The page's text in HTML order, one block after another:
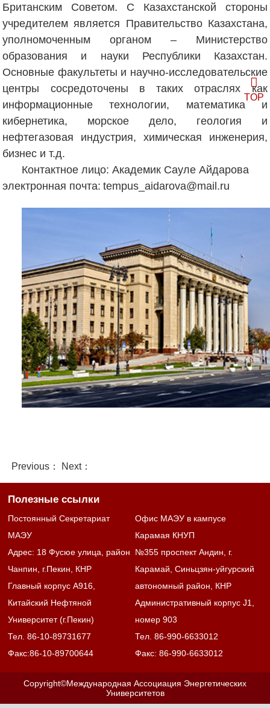
Британским Советом. С Казахстанской стороны
учредителем является Правительство Казахстана,
уполномоченным органом – Министерство
образования и науки Республики Казахстан.
Основные факультеты и научно-исследовательские
центры сосредоточены в таких отраслях как
информационные технологии, математика и
кибернетика, морское дело, геология и
нефтегазовая индустрия, химическая инженерия,
бизнес и т.д.
Контактное лицо: Академик Сауле Айдарова
электронная почта: tempus_aidarova@mail.ru
Previous： Next：
Полезные ссылки
Постоянный Секретариат
МАЭУ
Адрес: 18 Фусюе улица, район
Чанпин, г.Пекин, КНР
Главный корпус А916,
Китайский Нефтяной
Университет (г.Пекин)
Тел. 86-10-89731677
Факс:86-10-89700644
Офис МАЭУ в кампусе
Карамая КНУП
№355 проспект Андин, г.
Карамай, Синьцзян-уйгурский
автономный район, КНР
Административный корпус J1,
номер 903
Тел. 86-990-6633012
Факс: 86-990-6633012
Copyright©Международная Ассоциация Энергетических
Университетов
TOP